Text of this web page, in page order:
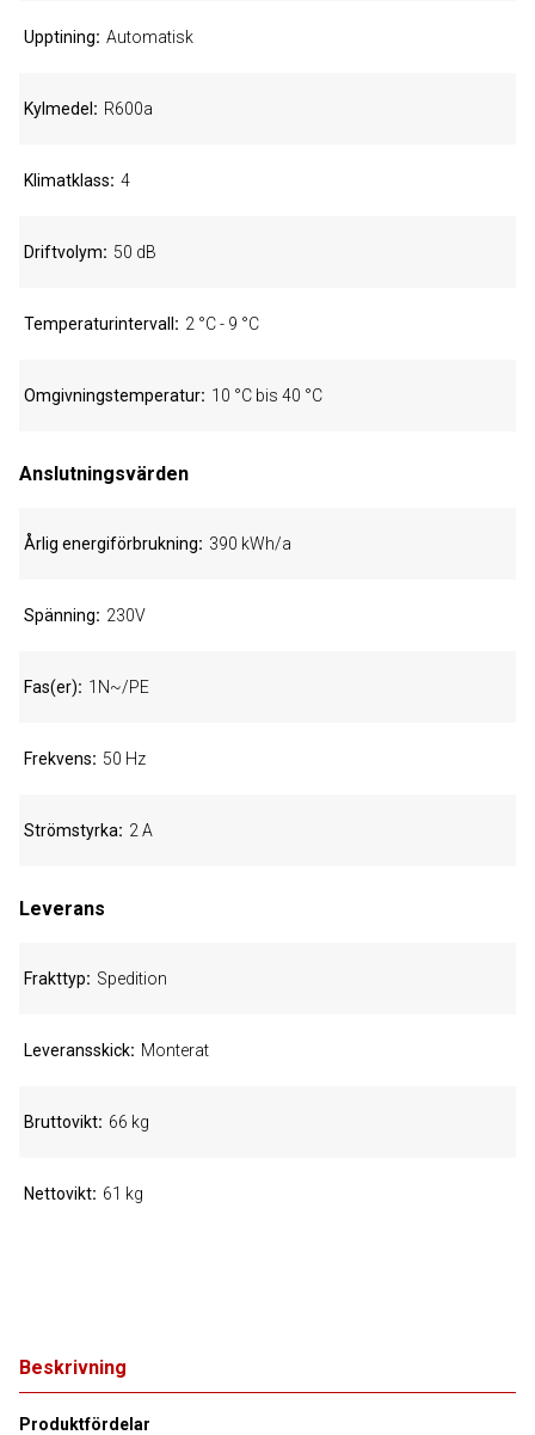
Beskrivning
Produktfördelar
Upptining Automatisk
Kylmedel R600a
Klimatklass 4
Driftvolym 50 dB
Temperaturintervall 2 °C - 9 °C
Omgivningstemperatur 10 °C bis 40 °C
Anslutningsvärden
Årlig energiförbrukning 390 kWh/a
Spänning 230V
Fas(er) 1N~/PE
Frekvens 50 Hz
Strömstyrka 2 A
Leverans
Frakttyp Spedition
Leveransskick Monterat
Bruttovikt 66 kg
Nettovikt 61 kg